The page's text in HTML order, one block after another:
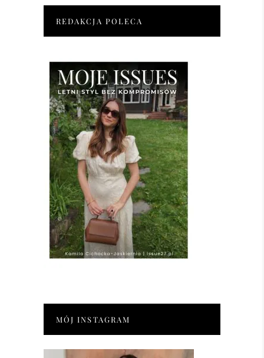
REDAKCJA POLECA
MÓJ INSTAGRAM